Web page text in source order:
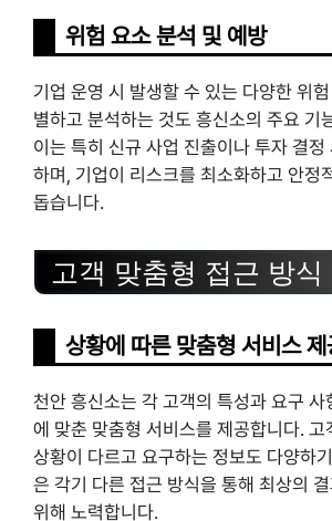
위험 요소 분석 및 예방
기업 운영 시 발생할 수 있는 다양한 위
별하고 분석하는 것도 흥신소의 주요 기
이는 특히 신규 사업 진출이나 투자 결정
하며, 기업이 리스크를 최소화하고 안정
돕습니다.
고객 맞춤형 접근 방식
상황에 따른 맞춤형 서비스 제
천안 흥신소는 각 고객의 특성과 요구 사
에 맞춘 맞춤형 서비스를 제공합니다. 고
상황이 다르고 요구하는 정보도 다양하
은 각기 다른 접근 방식을 통해 최상의
위해 노력합니다.